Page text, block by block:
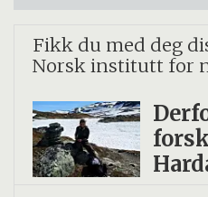
Fikk du med deg
Norsk institutt for